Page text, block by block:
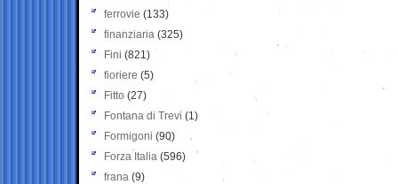
ferrovie (133)
finanziaria (325)
Fini (821)
fioriere (5)
Fitto (27)
Fontana di Trevi (1)
Formigoni (90)
Forza Italia (596)
frana (9)